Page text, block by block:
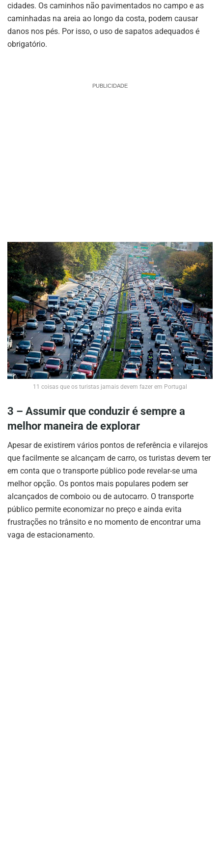
cidades. Os caminhos não pavimentados no campo e as
caminhadas na areia ao longo da costa, podem causar
danos nos pés. Por isso, o uso de sapatos adequados é
obrigatório.
PUBLICIDADE
11 coisas que os turistas jamais devem fazer em Portugal
3 – Assumir que conduzir é sempre a
melhor maneira de explorar
Apesar de existirem vários pontos de referência e vilarejos
que facilmente se alcançam de carro, os turistas devem ter
em conta que o transporte público pode revelar-se uma
melhor opção. Os pontos mais populares podem ser
alcançados de comboio ou de autocarro. O transporte
público permite economizar no preço e ainda evita
frustrações no trânsito e no momento de encontrar uma
vaga de estacionamento.